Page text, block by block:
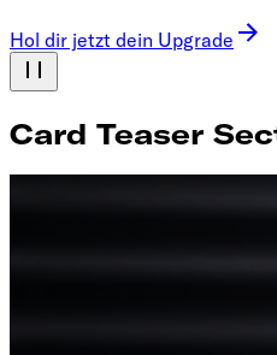
Hol dir jetzt dein Upgrade
Card Teaser